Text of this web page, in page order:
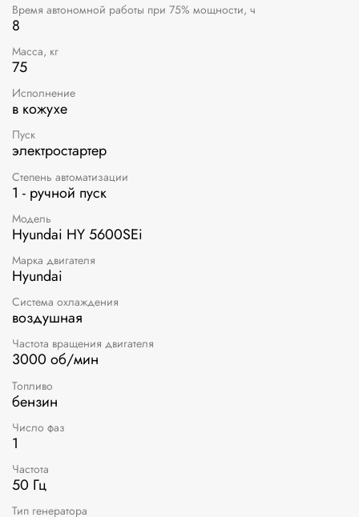
Время автономной работы при 75% мощности, ч
8
Масса, кг
75
Исполнение
в кожухе
Пуск
электростартер
Степень автоматизации
1 - ручной пуск
Модель
Hyundai HY 5600SEi
Марка двигателя
Hyundai
Система охлаждения
воздушная
Частота вращения двигателя
3000 об/мин
Топливо
бензин
Число фаз
1
Частота
50 Гц
Тип генератора